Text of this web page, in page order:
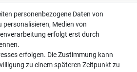
Vorauskasse Rechnung
personenbezogene Daten von
personalisieren, Medien von
erfolgt erst durch
erfolgen. Die Zustimmung kann
zu einem späteren Zeitpunkt zu